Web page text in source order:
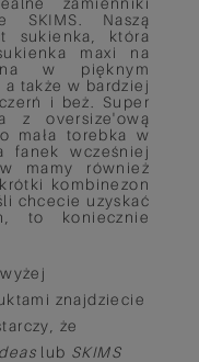
SKIMS. Naszą
sukienka, która
maxi na
w pięknym
także w bardziej
i beż. Super
z oversize'ową
mała torebka w
fanek wcześniej
mamy również
kombinezon
chcecie uzyskać
to koniecznie
znajdziecie
że
lub SKIMS